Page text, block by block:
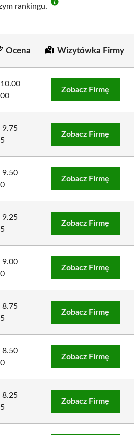
rankingu.
Ocena Wizytówka Firmy
10.00
Zobacz Firmę
9.75
Zobacz Firmę
9.50
Zobacz Firmę
9.25
Zobacz Firmę
9.00
Zobacz Firmę
8.75
Zobacz Firmę
8.50
Zobacz Firmę
8.25
Zobacz Firmę